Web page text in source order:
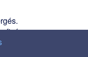
fixées